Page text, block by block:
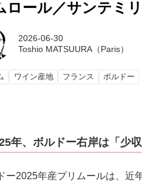
ロール／サンテミ
2026-06-30
Toshio MATSUURA（Paris）
ワイン産地 フランス ボルドー
年、ボルドー右岸は「少
ー2025年産プリムールは、近